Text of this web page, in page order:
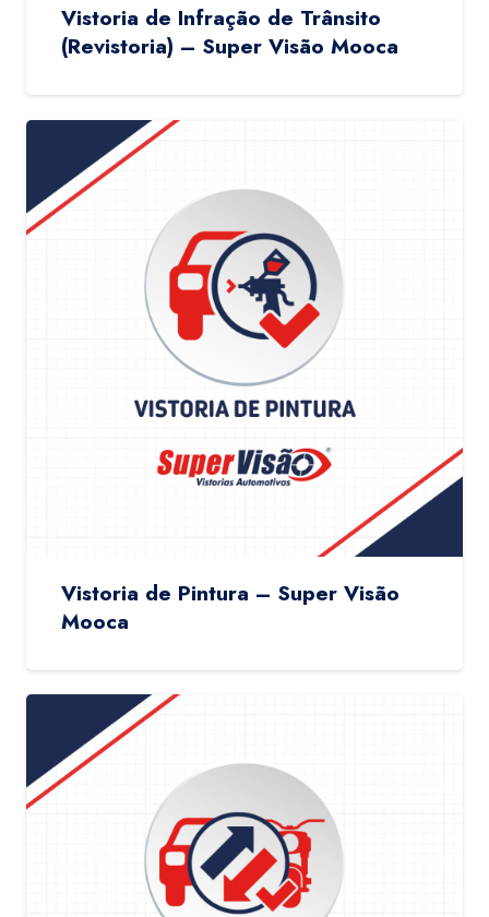
Vistoria de Infração de Trânsito
(Revistoria) – Super Visão Mooca
Vistoria de Pintura – Super Visão
Mooca